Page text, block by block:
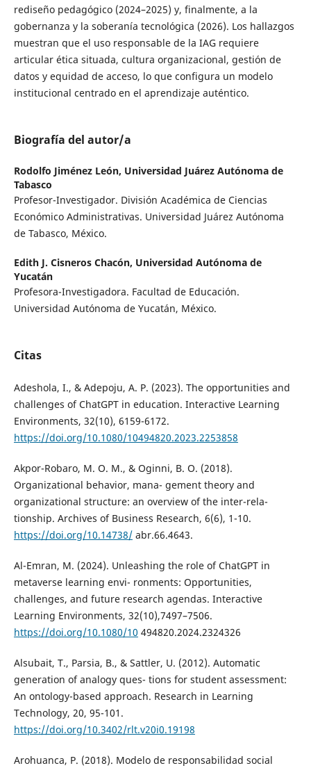
rediseño pedagógico (2024–2025) y, finalmente, a la
gobernanza y la soberanía tecnológica (2026). Los hallazgos
muestran que el uso responsable de la IAG requiere
articular ética situada, cultura organizacional, gestión de
datos y equidad de acceso, lo que configura un modelo
institucional centrado en el aprendizaje auténtico.
Biografía del autor/a
Rodolfo Jiménez León, Universidad Juárez Autónoma de
Tabasco
Profesor-Investigador. División Académica de Ciencias
Económico Administrativas. Universidad Juárez Autónoma
de Tabasco, México.
Edith J. Cisneros Chacón, Universidad Autónoma de
Yucatán
Profesora-Investigadora. Facultad de Educación.
Universidad Autónoma de Yucatán, México.
Citas
Adeshola, I., & Adepoju, A. P. (2023). The opportunities and
challenges of ChatGPT in education. Interactive Learning
Environments, 32(10), 6159-6172.
https://doi.org/10.1080/10494820.2023.2253858
Akpor-Robaro, M. O. M., & Oginni, B. O. (2018).
Organizational behavior, mana- gement theory and
organizational structure: an overview of the inter-rela-
tionship. Archives of Business Research, 6(6), 1-10.
https://doi.org/10.14738/abr.66.4643.
Al-Emran, M. (2024). Unleashing the role of ChatGPT in
metaverse learning envi- ronments: Opportunities,
challenges, and future research agendas. Interactive
Learning Environments, 32(10),7497–7506.
https://doi.org/10.1080/10 494820.2024.2324326
Alsubait, T., Parsia, B., & Sattler, U. (2012). Automatic
generation of analogy ques- tions for student assessment:
An ontology-based approach. Research in Learning
Technology, 20, 95-101.
https://doi.org/10.3402/rlt.v20i0.19198
Arohuanca, P. (2018). Modelo de responsabilidad social